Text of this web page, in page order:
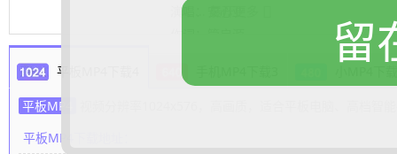
演唱：安心亚
窗口没答应我好风景
.......... 展开更多
平板MP4下载4
平板MP4
平板MP4下载地址：
留